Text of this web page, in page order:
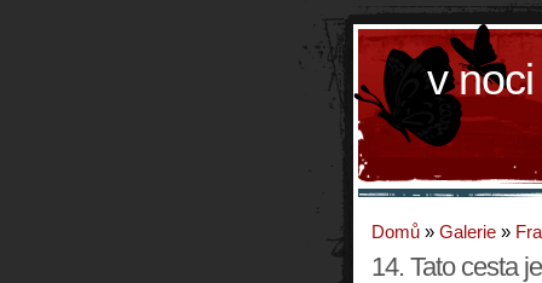
v
Domů » Galerie »
14. Tato cesta